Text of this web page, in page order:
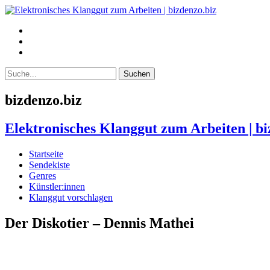
bizdenzo.biz
Elektronisches Klanggut zum Arbeiten |
Startseite
Sendekiste
Genres
Künstler:innen
Klanggut vorschlagen
Der Diskotier – Dennis Mathei